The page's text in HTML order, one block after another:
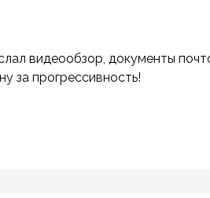
видеообзор, документы
за прогрессивность!